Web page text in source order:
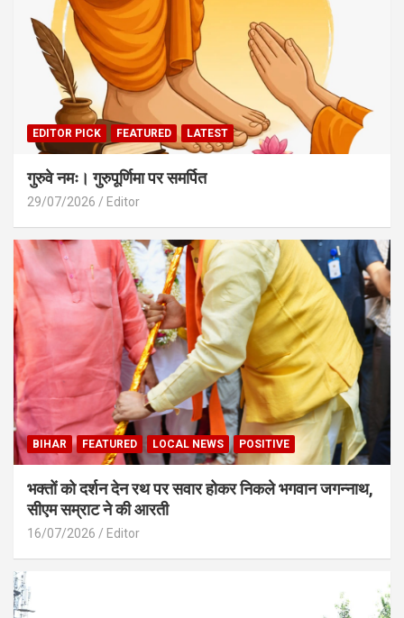
EDITOR PICK FEATURED LATEST
गुरुवे नमः। गुरुपूर्णिमा पर समर्पित
29/07/2026 Editor
BIHAR FEATURED LOCAL NEWS POSITIVE
भक्तों को दर्शन देन रथ पर सवार होकर निकले भगवान जगन्नाथ,
सीएम सम्राट ने की आरती
16/07/2026 Editor